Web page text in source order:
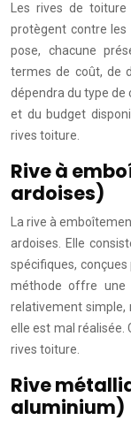
Les rives de
protègent contre les
pose, chacune
termes de coût, de
dépendra du type de
et du budget
rives toiture.
Rive à
ardoises)
La rive à
ardoises. Elle
spécifiques,
méthode offre une
relativement simple,
elle est mal réalisée.
rives toiture.
Rive
aluminium)